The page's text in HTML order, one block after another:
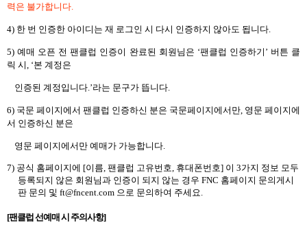
력은 불가합니다.
4) 한 번 인증한 아이디는 재 로그인 시 다시 인증하지 않아도 됩니다.
5)예매 오픈 전 팬클럽 인증이 완료된 회원님은 ‘팬클럽 인증하기 ’ 버튼 클
릭 시, ‘본 계정은
인증된 계정입니다.’라는 문구가 뜹니다.
6) 국문 페이지에서 팬클럽 인증하신 분은 국문페이지에서만, 영문 페이지에
서 인증하신 분은
영문 페이지에서만 예매가 가능합니다.
7) 공식 홈페이지에 [이름, 팬클럽 고유번호, 휴대폰번호] 이 3가지 정보 모두
등록되지 않은 회원님과 인증이 되지 않는 경우 FNC 홈페이지 문의게시
판 문의 및 ft@fncent.com 으로 문의하여 주세요.
[팬클럽 선예매 시 주의사항]